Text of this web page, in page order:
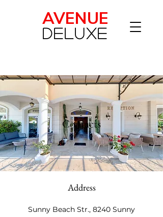
AVENUE
Deluxe
Contacts
Address
Sunny Beach Str., 8240 Sunny